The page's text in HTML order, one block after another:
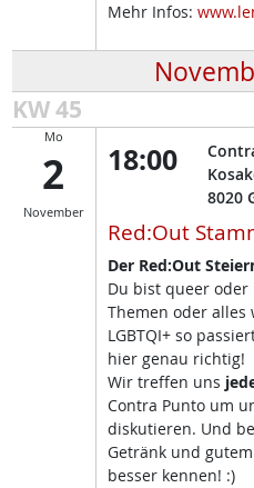
Mehr Infos:
KW 45
Mo
2
November
18:00
8020
Red:Out
Der Red:Out
Du bist queer
Themen oder alles
LGBTQI+ so
hier genau richtig!
Wir treffen uns
Contra Punto um
diskutieren. Und
Getränk und
besser kennen! :)